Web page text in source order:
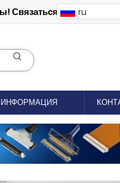
18012695035
ru
ИНФОРМАЦИЯ